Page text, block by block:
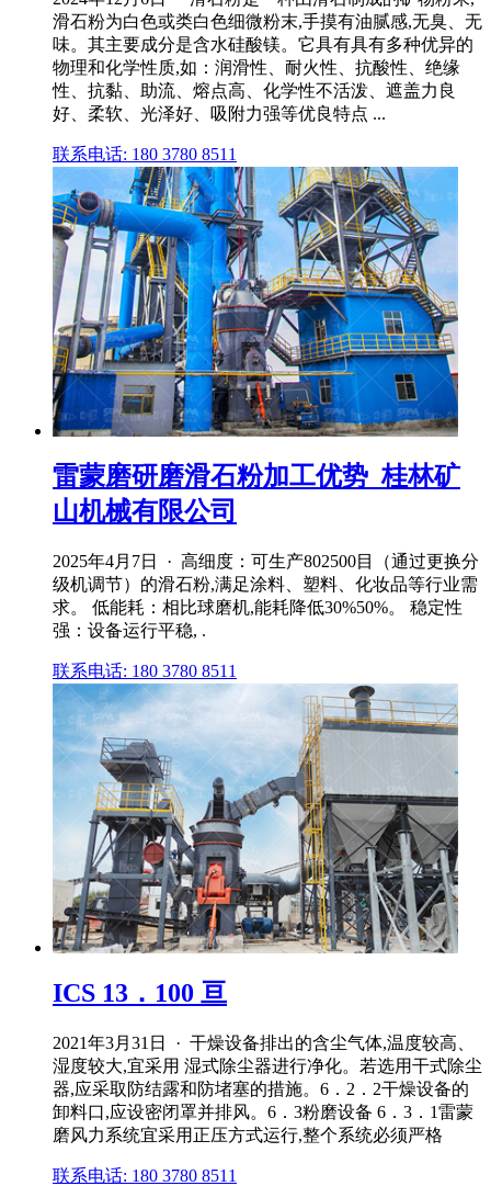
滑石粉为白色或类白色细微粉末,手摸有油腻感,无臭、无
味。其主要成分是含水硅酸镁。它具有具有多种优异的
物理和化学性质,如：润滑性、耐火性、抗酸性、绝缘
性、抗黏、助流、熔点高、化学性不活泼、遮盖力良
好、柔软、光泽好、吸附力强等优良特点 ...
联系电话: 180 3780 8511
雷蒙磨研磨滑石粉加工优势_桂林矿
山机械有限公司
2025年4月7日 · 高细度：可生产802500目（通过更换分
级机调节）的滑石粉,满足涂料、塑料、化妆品等行业需
求。 低能耗：相比球磨机,能耗降低30%50%。 稳定性
强：设备运行平稳, .
联系电话: 180 3780 8511
ICS 13．100 亘
2021年3月31日 · 干燥设备排出的含尘气体,温度较高、
湿度较大,宜采用 湿式除尘器进行净化。若选用干式除尘
器,应采取防结露和防堵塞的措施。6．2．2干燥设备的
卸料口,应设密闭罩并排风。6．3粉磨设备 6．3．1雷蒙
磨风力系统宜采用正压方式运行,整个系统必须严格
联系电话: 180 3780 8511